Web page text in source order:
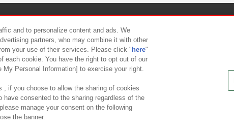
について カスタマーハラスメント対応方針
and to personalize content and ads. We
partners, who may combine it with other
your use of their services. Please click " here"
each cookie. You have the right to opt out of our
Personal Information] to exercise your right.
, if you choose to allow the sharing of cookies
have consented to the sharing regardless of the
manage your consent on the following
the banner.